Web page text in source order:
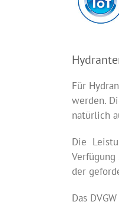
Für
werden.
natürlich
Die
der
Das